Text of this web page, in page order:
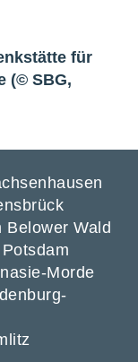
Belower Wald
Morde